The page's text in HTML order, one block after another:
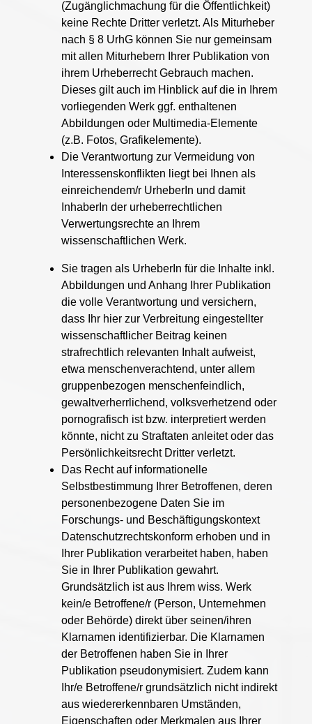
(Zugänglichmachung für die Öffentlichkeit)
keine Rechte Dritter verletzt. Als Miturheber
nach § 8 UrhG können Sie nur gemeinsam
mit allen Miturhebern Ihrer Publikation von
ihrem Urheberrecht Gebrauch machen.
Dieses gilt auch im Hinblick auf die in Ihrem
vorliegenden Werk ggf. enthaltenen
Abbildungen oder Multimedia-Elemente
(z.B. Fotos, Grafikelemente).
Die Verantwortung zur Vermeidung von
Interessenskonflikten liegt bei Ihnen als
einreichendem/r UrheberIn und damit
InhaberIn der urheberrechtlichen
Verwertungsrechte an Ihrem
wissenschaftlichen Werk.
Sie tragen als UrheberIn für die Inhalte inkl.
Abbildungen und Anhang Ihrer Publikation
die volle Verantwortung und versichern,
dass Ihr hier zur Verbreitung eingestellter
wissenschaftlicher Beitrag keinen
strafrechtlich relevanten Inhalt aufweist,
etwa menschenverachtend, unter allem
gruppenbezogen menschenfeindlich,
gewaltverherrlichend, volksverhetzend oder
pornografisch ist bzw. interpretiert werden
könnte, nicht zu Straftaten anleitet oder das
Persönlichkeitsrecht Dritter verletzt.
Das Recht auf informationelle
Selbstbestimmung Ihrer Betroffenen, deren
personenbezogene Daten Sie im
Forschungs- und Beschäftigungskontext
Datenschutzrechtskonform erhoben und in
Ihrer Publikation verarbeitet haben, haben
Sie in Ihrer Publikation gewahrt.
Grundsätzlich ist aus Ihrem wiss. Werk
kein/e Betroffene/r (Person, Unternehmen
oder Behörde) direkt über seinen/ihren
Klarnamen identifizierbar. Die Klarnamen
der Betroffenen haben Sie in Ihrer
Publikation pseudonymisiert. Zudem kann
Ihr/e Betroffene/r grundsätzlich nicht indirekt
aus wiedererkennbaren Umständen,
Eigenschaften oder Merkmalen aus Ihrer